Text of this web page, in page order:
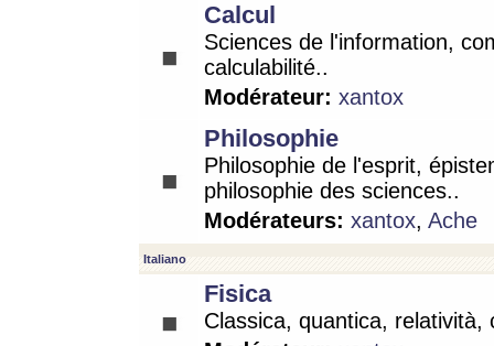
Calcul
Sciences de l'information,
calculabilité..
Modérateur: xantox
Philosophie
Philosophie de l'esprit,
philosophie des sciences..
Modérateurs: xantox, Ache
Italiano
Fisica
Classica, quantica, relatività,